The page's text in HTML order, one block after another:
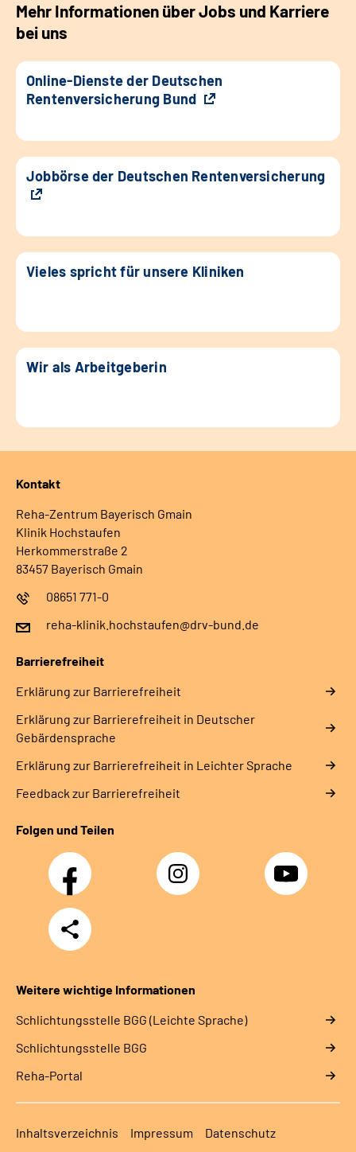
Mehr Informationen über Jobs und Karriere
bei uns
Online-Dienste der Deutschen
Rentenversicherung Bund
Jobbörse der Deutschen Rentenversicherung
Vieles spricht für unsere Kliniken
Wir als Arbeitgeberin
Kontakt
Reha-Zentrum Bayerisch Gmain
Klinik Hochstaufen
Herkommerstraße 2
83457 Bayerisch Gmain
08651 771-0
reha-klinik.hochstaufen@drv-bund.de
Barrierefreiheit
Erklärung zur Barrierefreiheit
Erklärung zur Barrierefreiheit in Deutscher
Gebärdensprache
Erklärung zur Barrierefreiheit in Leichter Sprache
Feedback zur Barrierefreiheit
Folgen und Teilen
Facebook Instagram YouTube
Teilen
Weitere wichtige Informationen
Schlich­tungs­stel­le BGG (Leichte Sprache)
Schlich­tungs­stel­le BGG
Reha-Portal
Inhaltsverzeichnis Impressum Datenschutz